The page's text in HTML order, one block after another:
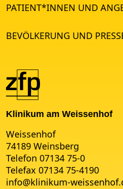
PATIENT*INNEN UND
BEVÖLKERUNG UND
Klinikum am Weissenhof
Weissenhof
74189 Weinsberg
Telefon 07134 75-0
Telefax 07134 75-4190
info@klinikum-